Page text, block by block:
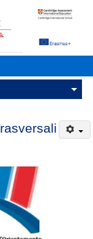
Bruno